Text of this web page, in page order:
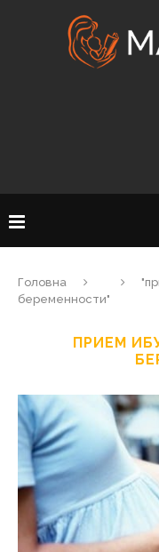
Головна
беременности"
ПРИЕМ